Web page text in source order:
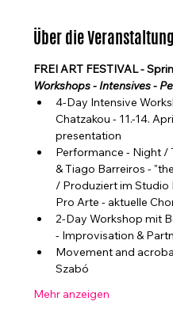
Über die Veranstaltung
FREI ART FESTIVAL -
Workshops - Intensives -
4-Day Intensive
Chatzakou - 11.-14.
presentation
Performance - Night /
& Tiago Barreiros -
/ Produziert im Studio
Pro Arte - aktuelle
2-Day Workshop mit
- Improvisation &
Movement and
Szabó
Mehr anzeigen